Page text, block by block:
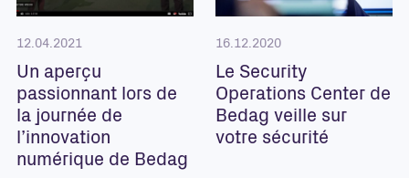
12.04.2021
Un aperçu
passionnant lors de
la journée de
l’innovation
numérique de Bedag
16.12.2020
Le Security
Operations Center de
Bedag veille sur
votre sécurité